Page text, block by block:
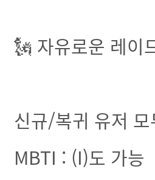
🗽 자유로운 레이
신규/복귀 유저
MBTI : (I)도 가능